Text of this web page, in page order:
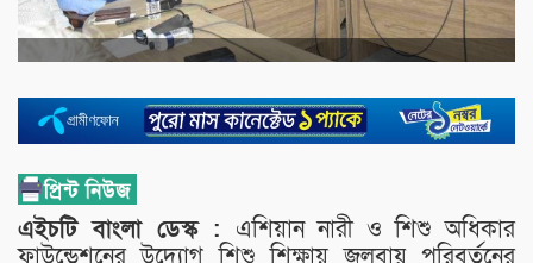
এইচটি বাংলা ডেস্ক : এশিয়ান নারী ও শিশু অধিকার